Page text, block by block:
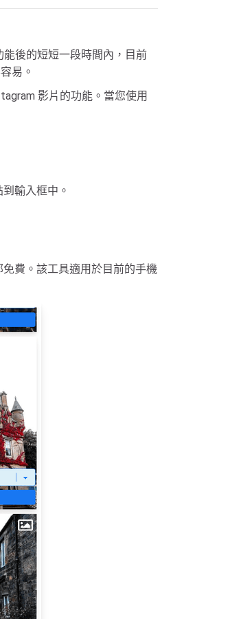
後的短短一段時間內，目前
易。
影片的功能。當您使用
輸入框中。
費。該工具適用於目前的手機